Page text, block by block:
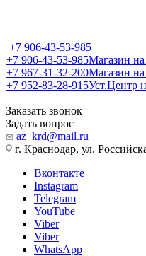
+7 906-43-53-985
+7 906-43-53-985Магазин
+7 967-31-32-200Магазин
+7 952-83-28-915Уст.Центр
Заказать звонок
Задать вопрос
az_krd@mail.ru
г. Краснодар, ул.
Вконтакте
Instagram
Telegram
YouTube
Viber
Viber
WhatsApp